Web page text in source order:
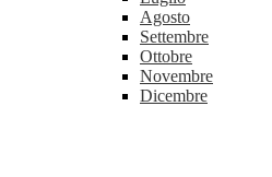
Agosto
Settembre
Ottobre
Novembre
Dicembre